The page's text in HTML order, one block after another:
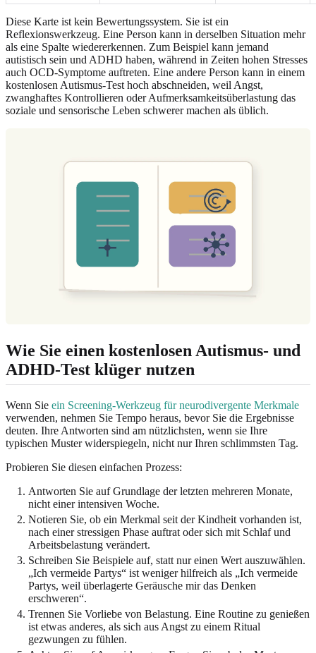
Diese Karte ist kein Bewertungssystem. Sie ist ein
Reflexionswerkzeug. Eine Person kann in derselben Situation mehr
als eine Spalte wiedererkennen. Zum Beispiel kann jemand
autistisch sein und ADHD haben, während in Zeiten hohen Stresses
auch OCD-Symptome auftreten. Eine andere Person kann in einem
kostenlosen Autismus-Test hoch abschneiden, weil Angst,
zwanghaftes Kontrollieren oder Aufmerksamkeitsüberlastung das
soziale und sensorische Leben schwerer machen als üblich.
Wie Sie einen kostenlosen Autismus- und
ADHD-Test klüger nutzen
Wenn Sie ein Screening-Werkzeug für neurodivergente Merkmale
verwenden, nehmen Sie Tempo heraus, bevor Sie die Ergebnisse
deuten. Ihre Antworten sind am nützlichsten, wenn sie Ihre
typischen Muster widerspiegeln, nicht nur Ihren schlimmsten Tag.
Probieren Sie diesen einfachen Prozess:
Antworten Sie auf Grundlage der letzten mehreren Monate,
nicht einer intensiven Woche.
Notieren Sie, ob ein Merkmal seit der Kindheit vorhanden ist,
nach einer stressigen Phase auftrat oder sich mit Schlaf und
Arbeitsbelastung verändert.
Schreiben Sie Beispiele auf, statt nur einen Wert auszuwählen.
„Ich vermeide Partys“ ist weniger hilfreich als „Ich vermeide
Partys, weil überlagerte Geräusche mir das Denken
erschweren“.
Trennen Sie Vorliebe von Belastung. Eine Routine zu genießen
ist etwas anderes, als sich aus Angst zu einem Ritual
gezwungen zu fühlen.